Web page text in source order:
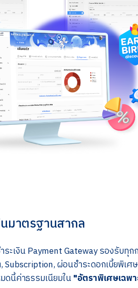
มาตรฐานสากล
ะเงิน Payment Gateway รองรับทุก
Subscription, ผ่อนชำระดอกเบี้ยพิเศ
ดนี้ค่าธรรมเนียมใน"อัตราพิเศษเฉพ